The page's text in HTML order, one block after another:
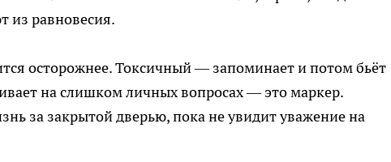
из равновесия.
осторожнее. Токсичный — запоминает и потом бьёт
на слишком личных вопросах — это маркер.
за закрытой дверью, пока не увидит уважение на